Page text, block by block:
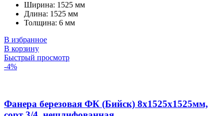
Ширина: 1525 мм
Длина: 1525 мм
Толщина: 6 мм
В избранное
В корзину
Быстрый просмотр
-4%
Фанера березовая ФК (Бийск) 8х1525х1525мм,